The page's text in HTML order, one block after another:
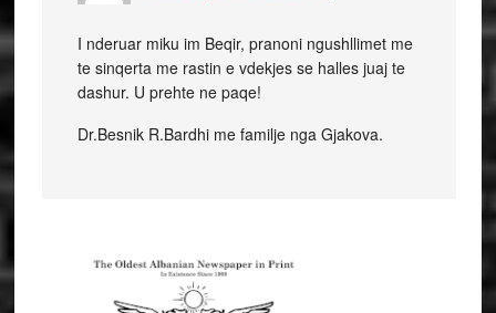
I nderuar miku im Beqir, pranoni ngushllimet me
te sinqerta me rastin e vdekjes se halles juaj te
dashur. U prehte ne paqe!
Dr.Besnik R.Bardhi me familje nga Gjakova.